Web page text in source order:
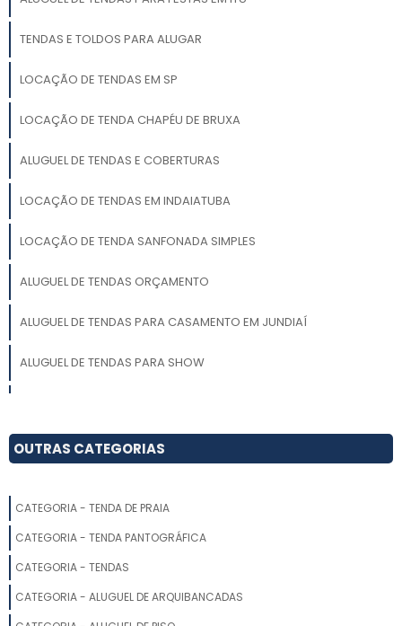
TENDAS E TOLDOS PARA ALUGAR
LOCAÇÃO DE TENDAS EM SP
LOCAÇÃO DE TENDA CHAPÉU DE BRUXA
ALUGUEL DE TENDAS E COBERTURAS
LOCAÇÃO DE TENDAS EM INDAIATUBA
LOCAÇÃO DE TENDA SANFONADA SIMPLES
ALUGUEL DE TENDAS ORÇAMENTO
ALUGUEL DE TENDAS PARA CASAMENTO EM JUNDIAÍ
ALUGUEL DE TENDAS PARA SHOW
GALPÃO LONADO LOCAÇÃO
LOCAÇÃO DE UNIFILAS EM SP
ALUGUEL DE TENDAS EM CABREÚVA
OUTRAS CATEGORIAS
CATEGORIA - TENDA DE PRAIA
CATEGORIA - TENDA PANTOGRÁFICA
CATEGORIA - TENDAS
CATEGORIA - ALUGUEL DE ARQUIBANCADAS